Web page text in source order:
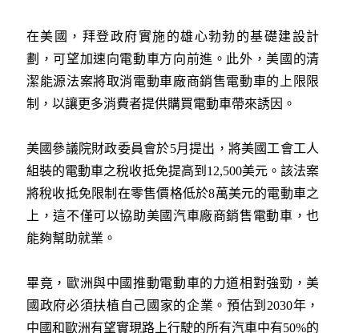
在美國，拜登政府實施的雄心勃勃的基礎建設計
劃，可望加速向電動車方向前進。此外，美國的清
潔能源法案將取消電動車廠商銷售電動車的上限限
制，以讓更多消費者提供購買電動車帶來誘因。
美國參議院財政委員會於5月提出，將美國工會工人
組裝的電動車之稅收抵免提高到12,500美元。該法案
將稅收抵免限制在零售價格低於8萬美元的電動車之
上，這不僅可以協助美國汽車廠商銷售電動車，也
能夠幫助就業。
畢竟，歐洲與中國推動電動車的力道相對強勁，美
國政府必須扶植自己國家的企業。預估到2030年，
中國和歐洲有望實現路上行駛的所有汽車中有50%的